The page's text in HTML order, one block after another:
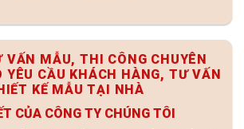
VẤN MẪU, THI CÔNG CHUYÊN
YÊU CẦU KHÁCH HÀNG, TƯ VẤN
KẾ MẪU TẠI NHÀ
CỦA CÔNG TY CHÚNG TÔI